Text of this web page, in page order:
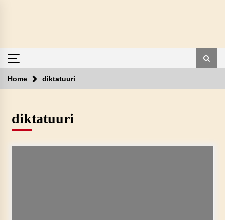
Home diktatuuri
diktatuuri